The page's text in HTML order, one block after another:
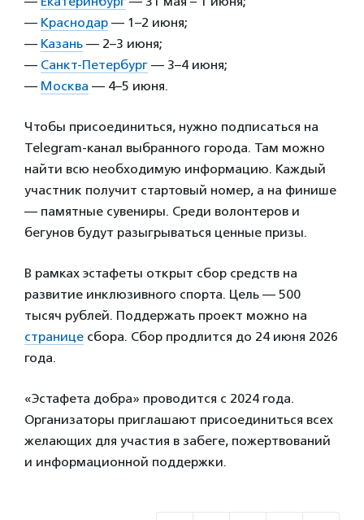
— Краснодар — 1–2 июня;
— Казань — 2–3 июня;
— Санкт-Петербург — 3–4 июня;
— Москва — 4–5 июня.
Чтобы присоединиться, нужно подписаться на
Telegram-канал выбранного города. Там можно
найти всю необходимую информацию. Каждый
участник получит стартовый номер, а на финише
— памятные сувениры. Среди волонтеров и
бегунов будут разыгрываться ценные призы.
В рамках эстафеты открыт сбор средств на
развитие инклюзивного спорта. Цель — 500
тысяч рублей. Поддержать проект можно на
странице сбора. Сбор продлится до 24 июня 2026
года.
«Эстафета добра» проводится с 2024 года.
Организаторы приглашают присоединиться всех
желающих для участия в забеге, пожертвований
и информационной поддержки.